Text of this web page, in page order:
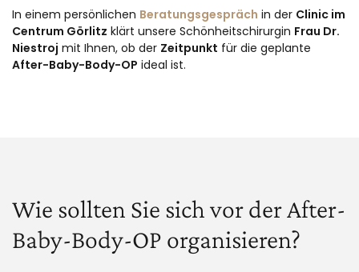
In einem persönlichen Beratungsgespräch in der Clinic im
Centrum Görlitz klärt unsere Schönheitschirurgin Frau Dr.
Niestroj mit Ihnen, ob der Zeitpunkt für die geplante
After-Baby-Body-OP ideal ist.
Wie sollten Sie sich vor der After-
Baby-Body-OP organisieren?